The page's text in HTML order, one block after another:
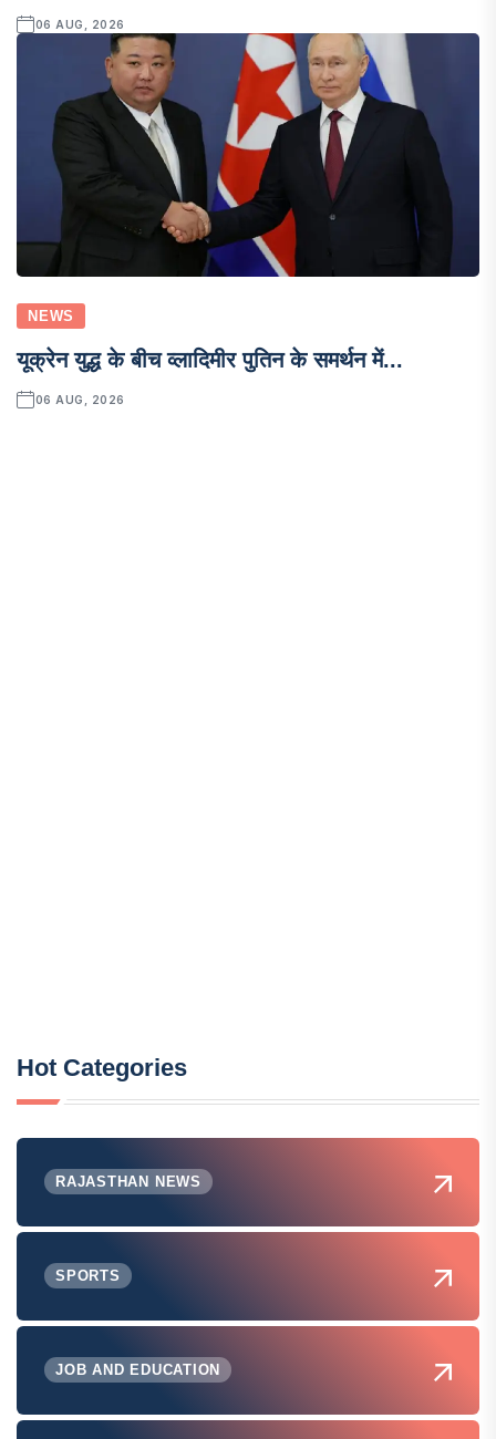
06 AUG, 2026
NEWS
यूक्रेन युद्ध के बीच व्लादिमीर पुतिन के समर्थन में...
06 AUG, 2026
Hot Categories
RAJASTHAN NEWS
SPORTS
JOB AND EDUCATION